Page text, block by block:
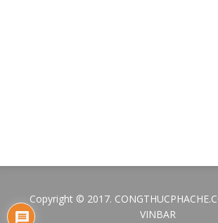
Copyright © 2017.
VINBAR